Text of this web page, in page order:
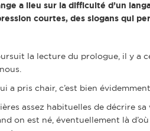
a lieu sur la difficulté d’un
courtes, des slogans qui
la lecture du prologue, il y a
a pris chair, c’est bien
assez habituelles de décrire
on est né, éventuellement là